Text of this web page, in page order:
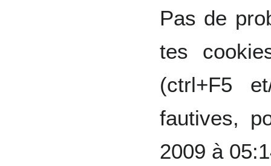
Pas de
tes
(ctrl+F5
fautives,
2009 à